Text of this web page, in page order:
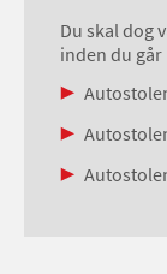
Du skal dog
inden du